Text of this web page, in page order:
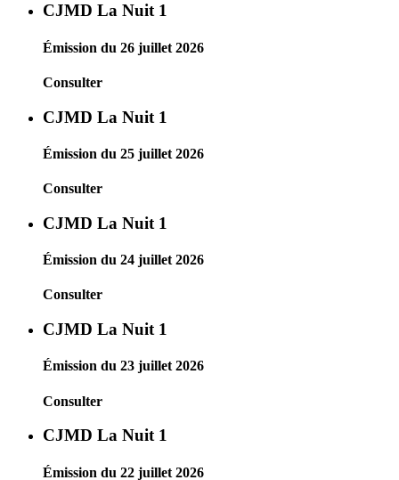
CJMD La Nuit 1
Émission du 26 juillet 2026
Consulter
CJMD La Nuit 1
Émission du 25 juillet 2026
Consulter
CJMD La Nuit 1
Émission du 24 juillet 2026
Consulter
CJMD La Nuit 1
Émission du 23 juillet 2026
Consulter
CJMD La Nuit 1
Émission du 22 juillet 2026